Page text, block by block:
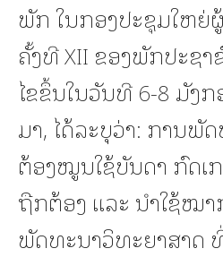
ພັກ ໃນກອງປະຊຸມໃຫຍ່
ຄັ້ງທີ XII ຂອງພັກປະຊ
ໄຂຂຶ້ນໃນວັນທີ 6-8 ມັງ
ມາ, ໄດ້ລະບຸວ່າ: ການພັ
ຕ້ອງໝູນໃຊ້ບັນດາ ກົດເ
ຖືກຕ້ອງ ແລະ ນໍາໃຊ້ໝ
ພັດທະນາວິທະຍາສາດ